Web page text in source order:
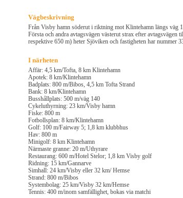
Vägbeskrivning
Från Visby hamn söderut i riktning mot Klintehamn längs väg
Första och andra avtagsvägen västerut strax efter avtagsvägen
respektive 650 m) heter Sjöviken och fastigheten har nummer
I närheten
Affär: 4,5 km/Tofta, 8 km Klintehamn
Apotek: 8 km/Klintehamn
Badplats: 800 m/Bibos, 4,5 km Tofta Strand
Bank: 8 km/Klintehamn
Busshållplats: 500 m/väg 140
Cykeluthyrning: 23 km/Visby hamn
Fiske: 800 m
Fotbollsplan: 8 km/Klintehamn
Golf: 100 m/Fairway 5; 1,8 km klubbhus
Hav: 800 m
Minigolf: 8 km Klintehamn
Närmaste granne: 20 m/Uthyrare
Restaurang: 600 m/Hotel Stelor; 1,8 km Visby golf
Ridning: 15 km/Gannarve
Simhall: 24 km/Visby eller 32 km/ Hemse
Strand: 800 m/Bibos
Systembolag: 25 km/Visby 32 km/Hemse
Tennis: 400 m/inom samfällighet, bokas via matchi